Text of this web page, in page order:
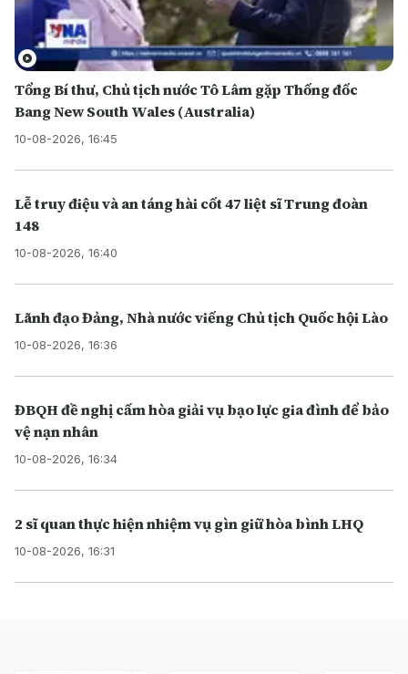
Tổng Bí thư, Chủ tịch nước Tô Lâm gặp Thống đốc
Bang New South Wales (Australia)
10-08-2026, 16:45
Lễ truy điệu và an táng hài cốt 47 liệt sĩ Trung đoàn
148
10-08-2026, 16:40
Lãnh đạo Đảng, Nhà nước viếng Chủ tịch Quốc hội Lào
10-08-2026, 16:36
ĐBQH đề nghị cấm hòa giải vụ bạo lực gia đình để bảo
vệ nạn nhân
10-08-2026, 16:34
2 sĩ quan thực hiện nhiệm vụ gìn giữ hòa bình LHQ
10-08-2026, 16:31